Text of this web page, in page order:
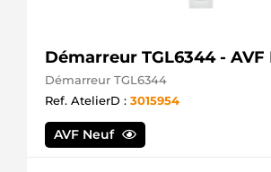
Démarreur TGL6344 - AVF
Démarreur TGL6344
Ref. AtelierD : 3015954
AVF Neuf